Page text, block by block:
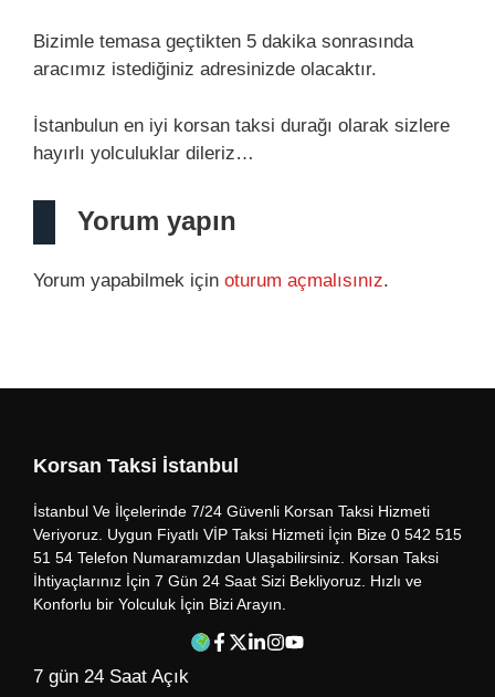
Bizimle temasa geçtikten 5 dakika sonrasında
aracımız istediğiniz adresinizde olacaktır.
İstanbulun en iyi korsan taksi durağı olarak sizlere
hayırlı yolculuklar dileriz…
Yorum yapın
Yorum yapabilmek için oturum açmalısınız.
Korsan Taksi İstanbul
İstanbul Ve İlçelerinde 7/24 Güvenli Korsan Taksi Hizmeti
Veriyoruz. Uygun Fiyatlı VİP Taksi Hizmeti İçin Bize 0 542 515
51 54 Telefon Numaramızdan Ulaşabilirsiniz. Korsan Taksi
İhtiyaçlarınız İçin 7 Gün 24 Saat Sizi Bekliyoruz. Hızlı ve
Konforlu bir Yolculuk İçin Bizi Arayın.
7 gün 24 Saat Açık